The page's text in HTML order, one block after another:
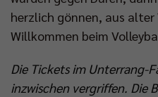
herzlich gönnen, aus alter
Willkommen beim
Die Tickets im Unterrang-
inzwischen vergriffen. Die